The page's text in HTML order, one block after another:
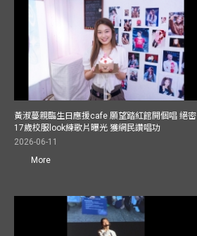
黃淑蔓親臨生日應援cafe 願望踏紅館開個唱 絕密
17歲校服look練歌片曝光 獲網民讚唱功
2026-06-11
More